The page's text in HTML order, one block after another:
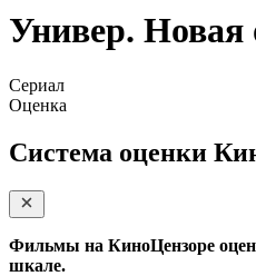
Универ. Новая
Сериал
Оценка
Система оценки
Фильмы на КиноЦензоре
шкале.